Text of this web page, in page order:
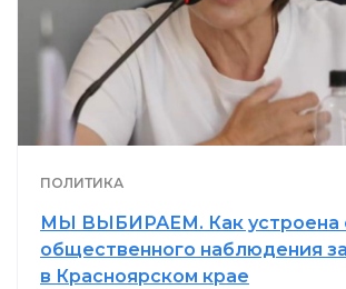
ПОЛИТИКА
МЫ ВЫБИРАЕМ. Как устроена
общественного наблюдения
в Красноярском крае